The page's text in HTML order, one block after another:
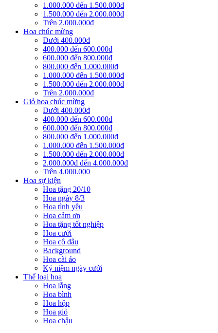
1.000.000 đến 1.500.000đ
1.500.000 đến 2.000.000đ
Trên 2.000.000đ
Hoa chúc mừng
Dưới 400.000đ
400.000 đến 600.000đ
600.000 đến 800.000đ
800.000 đến 1.000.000đ
1.000.000 đến 1.500.000đ
1.500.000 đến 2.000.000đ
Trên 2.000.000đ
Giỏ hoa chúc mừng
Dưới 400.000đ
400.000 đến 600.000đ
600.000 đến 800.000đ
800.000 đến 1.000.000đ
1.000.000 đến 1.500.000đ
1.500.000 đến 2.000.000đ
2.000.000đ đến 4.000.000đ
Trên 4.000.000
Hoa sự kiện
Hoa tặng 20/10
Hoa ngày 8/3
Hoa tình yêu
Hoa cảm ơn
Hoa tặng tốt nghiệp
Hoa cưới
Hoa cô dâu
Background
Hoa cài áo
Kỷ niệm ngày cưới
Thể loại hoa
Hoa lẵng
Hoa bình
Hoa hộp
Hoa giỏ
Hoa chậu